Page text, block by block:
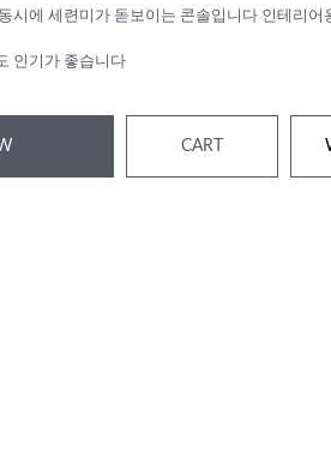
시에 세련미가 돋보이는 콘솔입니다 인테리어
인기가 좋습니다
CART